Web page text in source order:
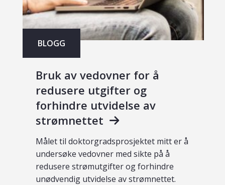
BLOGG
Bruk av vedovner for å
redusere utgifter og
forhindre utvidelse av
strømnettet
Målet til doktorgradsprosjektet mitt er å
undersøke vedovner med sikte på å
redusere strømutgifter og forhindre
unødvendig utvidelse av strømnettet.